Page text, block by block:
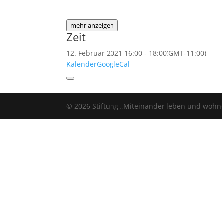
mehr anzeigen
Zeit
12. Februar 2021 16:00 - 18:00(GMT-11:00)
KalenderGoogleCal
© 2026 Stiftung „Miteinander leben und